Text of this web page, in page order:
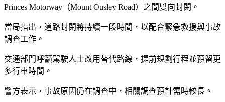
Princes Motorway（Mount Ousley Road）之間雙向封閉。
當局指出，道路封閉將持續一段時間，以配合緊急救援與事故
調查工作。
交通部門呼籲駕駛人士改用替代路線，提前規劃行程並預留更
多行車時間。
警方表示，事故原因仍在調查中，相關調查預計需時較長。